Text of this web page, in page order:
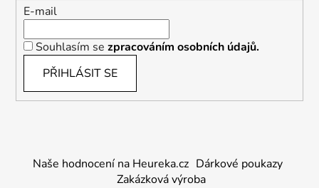
E-mail
Souhlasím se zpracováním osobních údajů.
PŘIHLÁSIT SE
Naše hodnocení na Heureka.cz Dárkové poukazy
Zakázková výroba